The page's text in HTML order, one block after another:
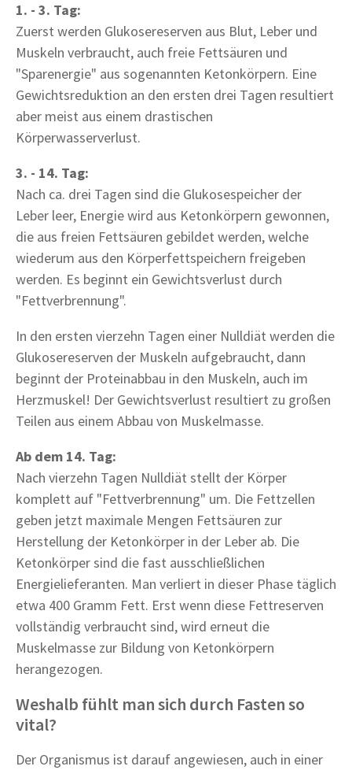
1. - 3. Tag:
Zuerst werden Glukosereserven aus Blut, Leber und
Muskeln verbraucht, auch freie Fettsäuren und
"Sparenergie" aus sogenannten Ketonkörpern. Eine
Gewichtsreduktion an den ersten drei Tagen resultiert
aber meist aus einem drastischen
Körperwasserverlust.
3. - 14. Tag:
Nach ca. drei Tagen sind die Glukosespeicher der
Leber leer, Energie wird aus Ketonkörpern gewonnen,
die aus freien Fettsäuren gebildet werden, welche
wiederum aus den Körperfettspeichern freigeben
werden. Es beginnt ein Gewichtsverlust durch
"Fettverbrennung".
In den ersten vierzehn Tagen einer Nulldiät werden die
Glukosereserven der Muskeln aufgebraucht, dann
beginnt der Proteinabbau in den Muskeln, auch im
Herzmuskel! Der Gewichtsverlust resultiert zu großen
Teilen aus einem Abbau von Muskelmasse.
Ab dem 14. Tag:
Nach vierzehn Tagen Nulldiät stellt der Körper
komplett auf "Fettverbrennung" um. Die Fettzellen
geben jetzt maximale Mengen Fettsäuren zur
Herstellung der Ketonkörper in der Leber ab. Die
Ketonkörper sind die fast ausschließlichen
Energielieferanten. Man verliert in dieser Phase täglich
etwa 400 Gramm Fett. Erst wenn diese Fettreserven
vollständig verbraucht sind, wird erneut die
Muskelmasse zur Bildung von Ketonkörpern
herangezogen.
Weshalb fühlt man sich durch Fasten so
vital?
Der Organismus ist darauf angewiesen, auch in einer